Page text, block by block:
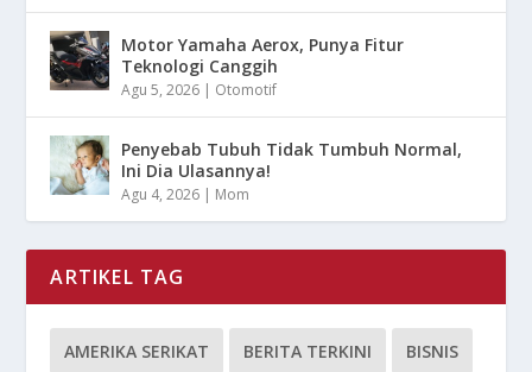
Motor Yamaha Aerox, Punya Fitur
Teknologi Canggih
Agu 5, 2026 | Otomotif
Penyebab Tubuh Tidak Tumbuh Normal,
Ini Dia Ulasannya!
Agu 4, 2026 | Mom
ARTIKEL TAG
AMERIKA SERIKAT BERITA TERKINI BISNIS